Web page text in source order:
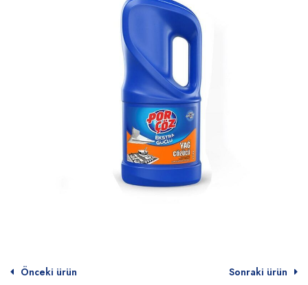
Önceki ürün Sonraki ürün